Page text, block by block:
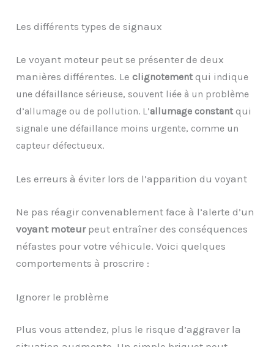
Les différents types de signaux
Le voyant moteur peut se présenter de deux
manières différentes. Leclignotementqui indique
une défaillance sérieuse, souvent liée à un problème
d’allumage ou de pollution. L’allumage constantqui
signale une défaillance moins urgente, comme un
capteur défectueux.
Les erreurs à éviter lors de l’apparition du voyant
Ne pas réagir convenablement face à l’alerte d’un
voyant moteurpeut entraîner des conséquences
néfastes pour votre véhicule. Voici quelques
comportements à proscrire :
Ignorer le problème
Plus vous attendez, plus le risque d’aggraver la